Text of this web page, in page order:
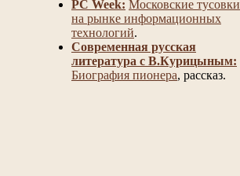
PC Week: Московские тусовки
на рынке информационных
технологий.
Современная русская
литература с В.Курицыным:
Биография пионера, рассказ.